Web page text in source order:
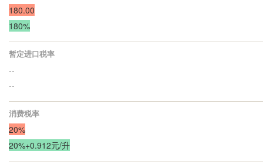
180.00
180%
暂定进口税率
--
--
消费税率
20%
20%+0.912元/升